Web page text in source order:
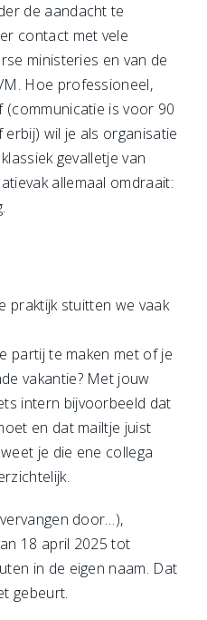
de aandacht te
contact met vele
ministeries en van de
Hoe professioneel,
is voor 90
wil je als organisatie
gevalletje van
allemaal omdraait:
praktijk stuitten we vaak
te maken met of je
vakantie? Met jouw
intern bijvoorbeeld dat
en dat mailtje juist
je die ene collega
door…),
18 april 2025 tot
in de eigen naam. Dat
gebeurt.